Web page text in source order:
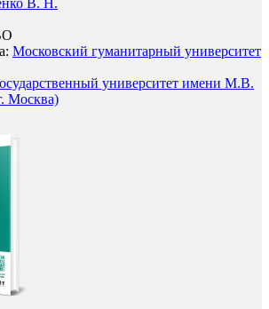
В. Н.
Московский гуманитарный университет
университет имени М.В.
Москва)